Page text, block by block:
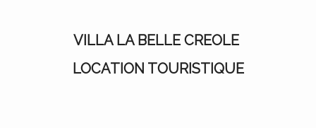
VILLA LA BELLE CREOLE
LOCATION TOURISTIQUE